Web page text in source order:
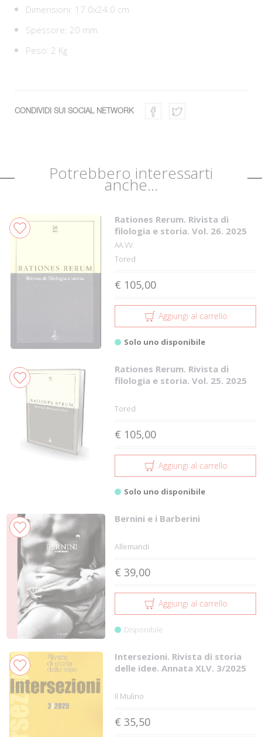
Dimensioni: 17.0x24.0 cm
Spessore: 20 mm
Peso: 2 Kg
CONDIVIDI SUI SOCIAL NETWORK
Potrebbero interessarti
anche...
Rationes Rerum. Rivista di
filologia e storia. Vol. 26. 2025
AA.VV.
Tored
€ 105,00
Aggiungi al carrello
Solo uno disponibile
Rationes Rerum. Rivista di
filologia e storia. Vol. 25. 2025
Tored
€ 105,00
Aggiungi al carrello
Solo uno disponibile
Bernini e i Barberini
Allemandi
€ 39,00
Aggiungi al carrello
Disponibile
Intersezioni. Rivista di storia
delle idee. Annata XLV. 3/2025
Il Mulino
€ 35,50